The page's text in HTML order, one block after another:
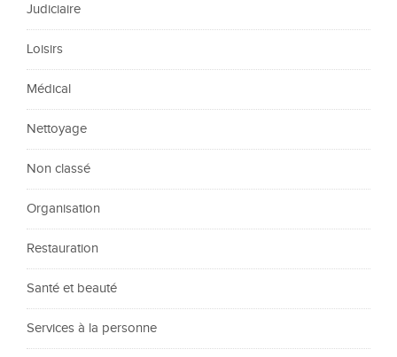
Judiciaire
Loisirs
Médical
Nettoyage
Non classé
Organisation
Restauration
Santé et beauté
Services à la personne